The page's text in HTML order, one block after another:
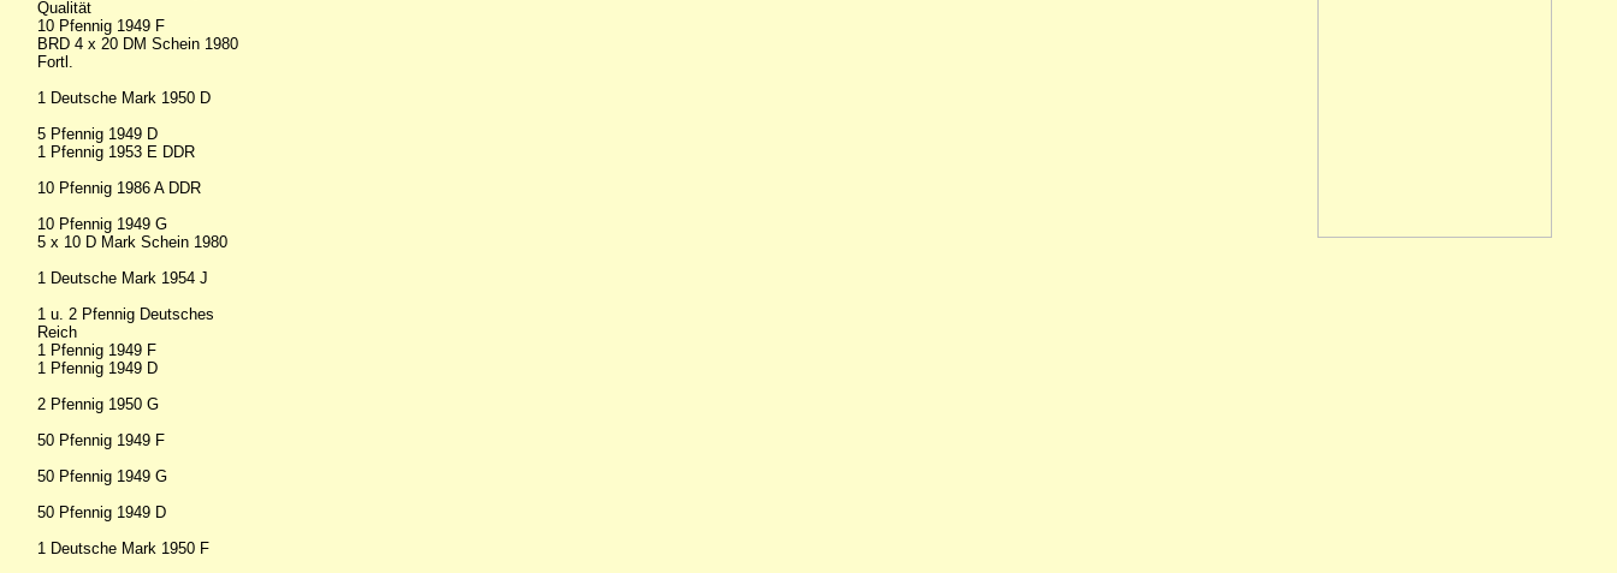
Qualität
10 Pfennig 1949 F
BRD 4 x 20 DM Schein 1980
Fortl.
1 Deutsche Mark 1950 D
5 Pfennig 1949 D
1 Pfennig 1953 E DDR
10 Pfennig 1986 A DDR
10 Pfennig 1949 G
5 x 10 D Mark Schein 1980
1 Deutsche Mark 1954 J
1 u. 2 Pfennig Deutsches
Reich
1 Pfennig 1949 F
1 Pfennig 1949 D
2 Pfennig 1950 G
50 Pfennig 1949 F
50 Pfennig 1949 G
50 Pfennig 1949 D
1 Deutsche Mark 1950 F